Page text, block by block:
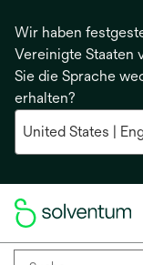
Wir haben
Vereinigte Staaten
Sie die Sprache
erhalten?